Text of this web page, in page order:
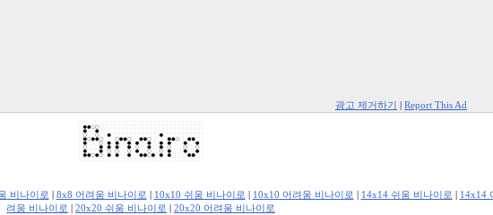
광고 제거하기 | Report This Ad
비나이로 | 8x8 어려움 비나이로 | 10x10 쉬움 비나이로 | 10x10 어려움 비나이로 | 14x14 쉬움 비나이로 | 14x14
려움 비나이로 | 20x20 쉬움 비나이로 | 20x20 어려움 비나이로